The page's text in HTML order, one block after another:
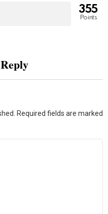
355
Points
Required fields are marked